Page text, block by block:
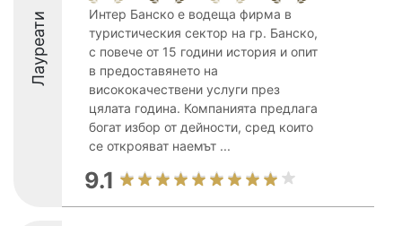
Лауреати
Интер Банско е водеща фирма в
туристическия сектор на гр. Банско,
с повече от 15 години история и опит
в предоставянето на
висококачествени услуги през
цялата година. Компанията предлага
богат избор от дейности, сред които
се открояват наемът ...
9.1